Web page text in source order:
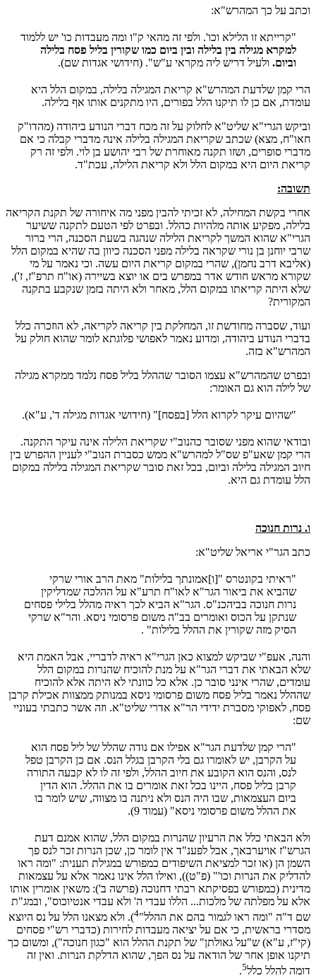
וכתב על כך המהרש"א:
"קרייתא זו הלילא וכו'. ולפי זה מהאי ק"ו ומה מעבדות כו' יש ללמוד
למקרא מגילה בין בלילה ובין ביום כמו שקורין בליל פסח בלילה
וביום. ולעיל דריש ליה מקראי ע"ש". (חידושי אגדות שם).
הרי קמן שלדעת המהרש"א קריאת המגילה בלילה, במקום הלל היא
עומדת, אם כן לו תיקנו הלל בפורים, היו מתקנים אותו אף בלילה.
וביקש הגרי"א שליט"א לחלוק על זה מכח דברי הנודע ביהודה (מהדו"ק
חאו"ח, מצא) שכתב שקריאת המגילה בלילה אינה מדברי קבלה כי אם
מדברי סופרים, ושזו תקנה מאוחרת של רבי יהושע בן לוי. ולפי זה רק
קריאת היום היא במקום הלל ולא קריאת הלילה, עכת"ד.
תשובה:
אחרי בקשת המחילה, לא זכיתי להבין מפני מה איחורה של תקנת הקריאה
בלילה, מפקיע אותה מלהיות כהלל. ובפרט לפי הטעם לתקנה ששיער
הגרי"א שהוא המשך לקריאת הלילה שנהגה בשעת הסכנה, הרי ברור
שרבי יוחנן בן נורי שקראה בלילה מפני הסכנה כיוון בה שהיא במקום הלל
(אליבא דרב נחמן), שהרי במקום קריאת היום עשה. וכי נאמר על מי
שקורא מראש חודש אדר במפרש בים או יוצא בשיירה (או"ח תרפ"ז, ז'),
שלא היתה קריאתו במקום הלל, מאחר ולא היתה בזמן שנקבע בתקנה
המקורית?
ועוד, שסברה מחודשת זו, המחלקת בין קריאה לקריאה, לא הוזכרה כלל
בדברי הנודע ביהודה, ומדוע נאמר לאפושי פלוגתא לומר שהוא חולק על
המהרש"א בזה.
ובפרט שהמהרש"א עצמו הסובר שההלל בליל פסח נלמד ממקרא מגילה
של לילה הוא גם האומר:
"שהיום עיקר לקרוא הלל [בפסח]" (חידושי אגדות מגילה ד', ע"א).
ובודאי שהוא מפני שסובר כהנוב"י שקריאת הלילה אינה עיקר התקנה.
הרי קמן שאע"פ שס"ל למהרש"א ממש כסברת הנוב"י לעניין ההפרש בין
חיוב המגילה בלילה וביום, בכל זאת סובר שקריאת המגילה בלילה במקום
הלל עומדת גם היא.
ו. נרות חנוכה
כתב הגר"י אריאל שליט"א:
"ראיתי בקונטרס "[ו]אמונתך בלילות" מאת הרב אורי שרקי
שהביא את ביאור הגר"א לאו"ח תרע"א על ההלכה שמדליקין
נרות חנוכה בביהכנ"ס. הגר"א הביא לכך ראיה מהלל בלילי פסחים
שנתקן על הכוס ואומרים בב"ה משום פרסומי ניסא. והר"א שרקי
הסיק מזה שקורין את ההלל בלילות" .
והנה, אעפ"י שביקש למצוא כאן הגרי"א ראיה לדבריי, אבל האמת היא
שלא הבאתי את דברי הגר"א על מנת להוכיח שהנרות במקום הלל
עומדים, שהרי אינני סובר כן. אלא כל כוונתי לא היתה אלא להוכיח
שההלל נאמר בליל פסח משום פרסומי ניסא במנותק ממצוות אכילת קרבן
פסח, לאפוקי מסברת ידידי הר"א אדרי שליט"א. וזה אשר כתבתי בעוניי
שם:
"הרי קמן שלדעת הגר"א אפילו אם נודה שהלל של ליל פסח הוא
על הקרבן, יש לאומרו גם בלי הקרבן בגלל הנס. אם כן הקרבן טפל
לנס, והנס הוא הקובע את חיוב ההלל, ולפי זה לו לא קבעה התורה
קרבן בליל פסח, היינו בכל זאת אומרים בו את ההלל. הוא הדין
ביום העצמאות, שבו היה הנס ולא ניתנה בו מצווה, שיש לומר בו
את ההלל משום פרסומי ניסא" (עמוד 9).
ולא הבאתי כלל את הרעיון שהנרות במקום הלל, שהוא אמנם דעת
הגרש"ז אויערבאך, אבל לפענ"ד אין לומר כן, שכן הנרות זכר לנס פך
השמן הן (או זכר למציאת השיפודים כמפורש במגילת תענית: "ומה ראו
להדליק את הנרות וכו'" (פ"ט)), ואילו הלל אינו נאמר אלא על עצמאות
מדינית (כמפורש בפסיקתא רבתי דחנוכה (פרשה ב'): משאין אומרין אותו
אלא על מפלתה של מלכות... הללו עבדי ה' ולא עבדי אנטיוכוס", ובמג"ת
שם ד"ה "ומה ראו לגמור בהם את ההלל"4). ולא מצאנו הלל על נס היוצא
מסדרי בראשית, כי אם על יציאה מעבדות לחירות (כדברי רש"י פסחים
(קי"ז, ע"א) ש"על גאולתן" של תקנת ההלל הוא "כגון חנוכה"), ומשום כך
תיקנו אופן אחר של הודאה על נס הפך, שהוא הדלקת הנרות. ואין זה
דומה להלל כלל5
.